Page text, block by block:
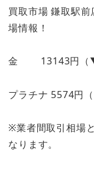
買取市場 鎌取駅
場情報！
金 13143円（
プラチナ 5574円
※業者間取引相場
なります。